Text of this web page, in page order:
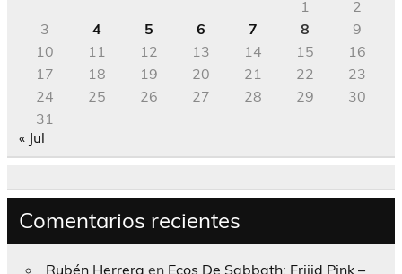
1
2
3
4 5 6 7 8
9
10
11 12 13 14 15
16
17
18 19 20 21 22
23
24
25 26 27 28 29
30
31
« Jul
Comentarios recientes
Rubén Herrera en Ecos De Sabbath; Frijid Pink –